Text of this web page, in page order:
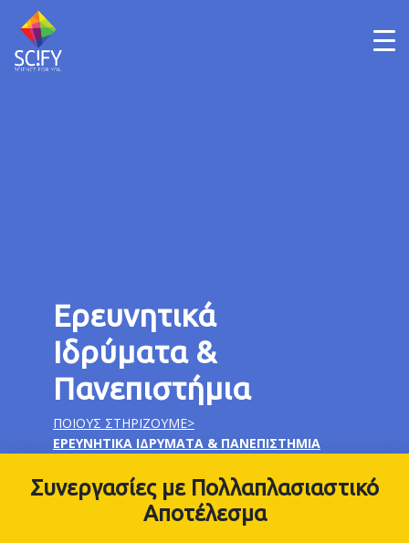
Skip
Ερευνητικά
Ιδρύματα &
Πανεπιστήμια
ΠΟΙΟΥΣ ΣΤΗΡΙΖΟΥΜΕ>
ΕΡΕΥΝΗΤΙΚΆ ΙΔΡΎΜΑΤΑ & ΠΑΝΕΠΙΣΤΉΜΙΑ
Συνεργασίες με Πολλαπλασιαστικό
Αποτέλεσμα